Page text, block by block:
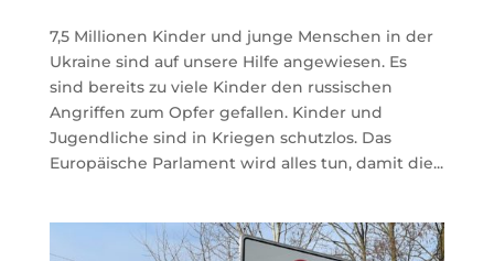
7,5 Millionen Kinder und junge Menschen in der
Ukraine sind auf unsere Hilfe angewiesen. Es
sind bereits zu viele Kinder den russischen
Angriffen zum Opfer gefallen. Kinder und
Jugendliche sind in Kriegen schutzlos. Das
Europäische Parlament wird alles tun, damit die...